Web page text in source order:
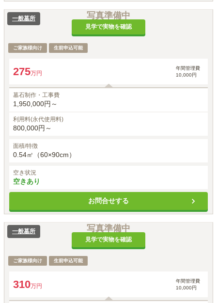
写真準備中
見学で実物を確認
一般墓所
ご家族様向け 生前申込可能
275万円
年間管理費
10,000円
墓石制作・工事費
1,950,000円～
利用料(永代使用料)
800,000円～
面積/特徴
0.54㎡（60×90cm）
空き状況
空きあり
お問合せする
写真準備中
見学で実物を確認
一般墓所
ご家族様向け 生前申込可能
310万円
年間管理費
10,000円